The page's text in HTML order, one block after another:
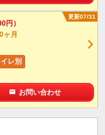
更新07/31
円）
ヶ月
レ別
お問い合わせ